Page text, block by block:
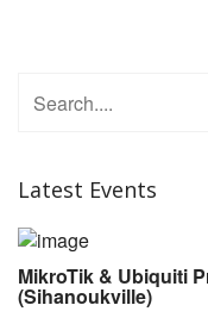
Latest Events
MikroTik & Ubiquiti
(Sihanoukville)